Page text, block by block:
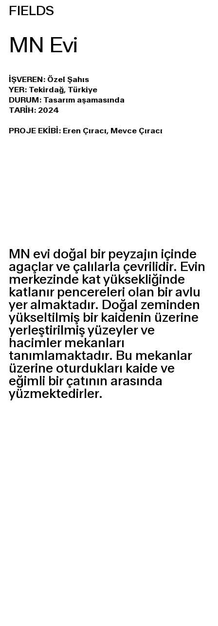
FIELDS
MN Evi
İŞVEREN: Özel Şahıs
YER: Tekirdağ, Türkiye
DURUM: Tasarım aşamasında
TARİH: 2024
PROJE EKİBİ: Eren Çıracı, Mevce Çıracı
MN evi doğal bir peyzajın içinde
agaçlar ve çalılarla çevrilidir. Evin
merkezinde kat yüksekliğinde
katlanır pencereleri olan bir avlu
yer almaktadır. Doğal zeminden
yükseltilmiş bir kaidenin üzerine
yerleştirilmiş yüzeyler ve
hacimler mekanları
tanımlamaktadır. Bu mekanlar
üzerine oturdukları kaide ve
eğimli bir çatının arasında
yüzmektedirler.